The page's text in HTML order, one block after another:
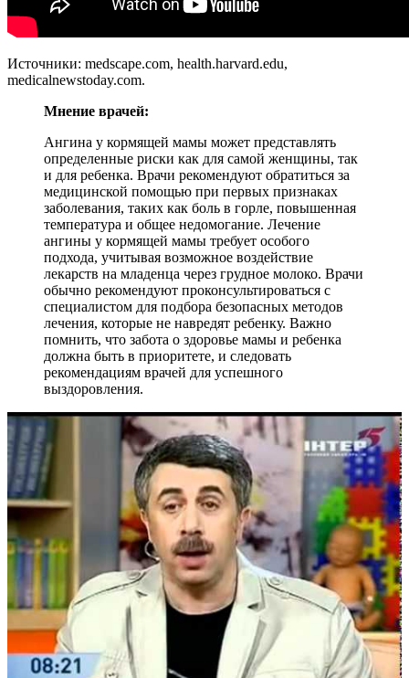
Источники: medscape.com, health.harvard.edu,
medicalnewstoday.com.
Мнение врачей:
Ангина у кормящей мамы может представлять
определенные риски как для самой женщины, так
и для ребенка. Врачи рекомендуют обратиться за
медицинской помощью при первых признаках
заболевания, таких как боль в горле, повышенная
температура и общее недомогание. Лечение
ангины у кормящей мамы требует особого
подхода, учитывая возможное воздействие
лекарств на младенца через грудное молоко. Врачи
обычно рекомендуют проконсультироваться с
специалистом для подбора безопасных методов
лечения, которые не навредят ребенку. Важно
помнить, что забота о здоровье мамы и ребенка
должна быть в приоритете, и следовать
рекомендациям врачей для успешного
выздоровления.